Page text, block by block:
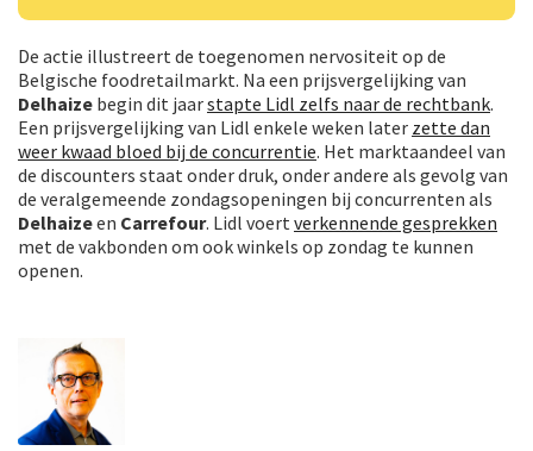
De actie illustreert de toegenomen nervositeit op de
Belgische foodretailmarkt. Na een prijsvergelijking van
Delhaize begin dit jaarstapte Lidl zelfs naar de rechtbank.
Een prijsvergelijking van Lidl enkele weken later zette dan
weer kwaad bloed bij de concurrentie. Het marktaandeel van
de discounters staat onder druk, onder andere als gevolg van
de veralgemeende zondagsopeningen bij concurrenten als
Delhaizeen Carrefour. Lidl voertverkennende gesprekken
met de vakbonden om ook winkels op zondag te kunnen
openen.